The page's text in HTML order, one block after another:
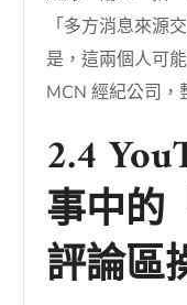
「多方消息來源
是，這兩個人可
MCN 經紀公司，
2.4
事中的
評論區